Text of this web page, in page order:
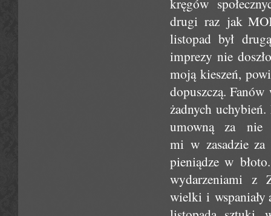
drugi raz jak
listopad był
imprezy nie
moją kieszeń,
dopuszczą.
żadnych
umowną za nie
mi w zasadzie
pieniądze w
wydarzeniami z
wielki i wspaniały